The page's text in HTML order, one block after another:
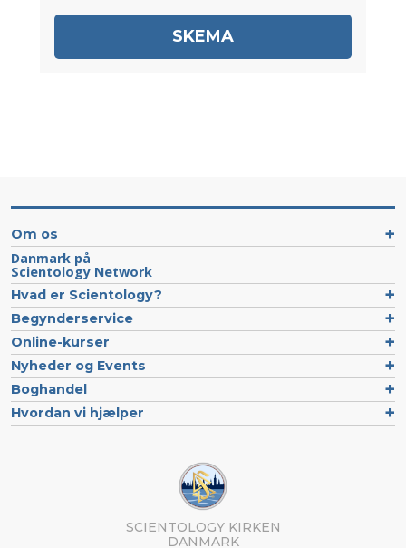
SKEMA
Om os
Danmark på
Scientology Network
Hvad er Scientology?
Begynderservice
Online-kurser
Nyheder og Events
Boghandel
Hvordan vi hjælper
SCIENTOLOGY KIRKEN
DANMARK